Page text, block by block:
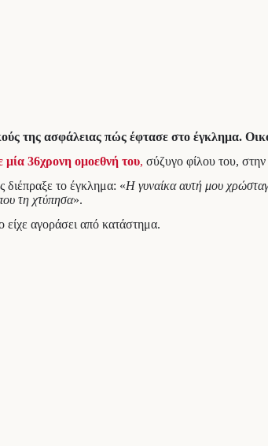
της ασφάλειας πώς έφτασε στο έγκλημα.
36χρονη ομοεθνή του, σύζυγο φίλου του,
διέπραξε το έγκλημα: «Η γυναίκα αυτή μου
τη χτύπησα».
είχε αγοράσει από κατάστημα.